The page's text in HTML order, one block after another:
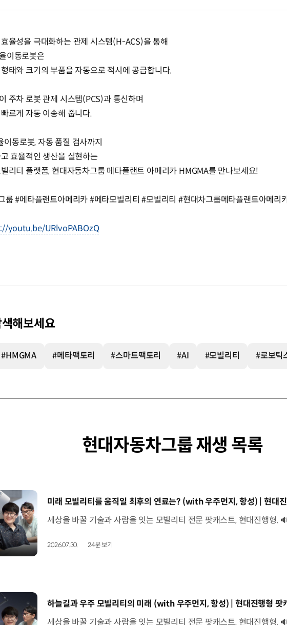
율성을 극대화하는 관제 시스템(H-ACS)을 통해
이동로봇은
태와 크기의 부품을 자동으로 적시에 공급합니다.
주차 로봇 관제 시스템(PCS)과 통신하며
르게 자동 이송해 줍니다.
동로봇, 자동 품질 검사까지
효율적인 생산을 실현하는
리티 플랫폼, 현대자동차그룹 메타플랜트 아메리카 HMGMA를 만나보세요!
룹 #메타플랜트아메리카 #메타모빌리티 #모빌리티 #현대차그룹메타플랜트아메리
youtu.be/URlvoPABOzQ
해보세요
#HMGMA #메타팩토리 #스마트팩토리 #AI #모빌리티 #로보틱
현대자동차그룹 재생 목록
[동영상]
미래 모빌리티를 움직일 최후의 연료는? (with 우주먼지, 항성) | 현대
2026.07.30. 24분 보기
[동영상]
하늘길과 우주 모빌리티의 미래 (with 우주먼지, 항성) | 현대진행형 팟